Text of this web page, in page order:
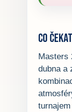
Co
Masters
dubna a